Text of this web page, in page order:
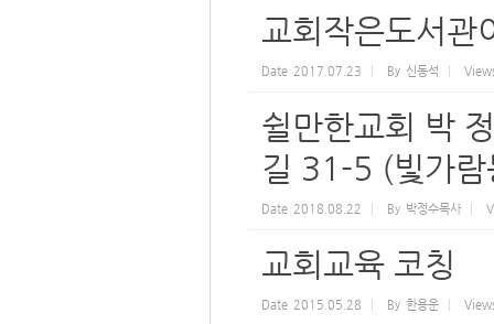
교회작은도서관
Date 2017.07.23 By 신동석
쉴만한교회 박
길 31-5 (빛가
Date 2018.08.22 By 박정수목사
교회교육 코칭
Date 2015.05.28 By 한용운